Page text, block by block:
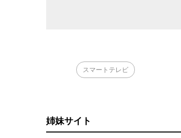
スマートテレビ
姉妹サイト